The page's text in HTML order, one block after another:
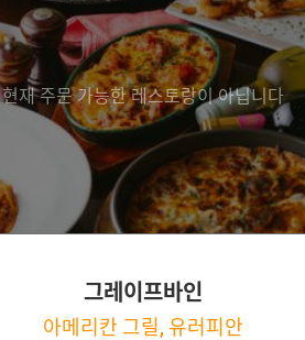
현재 주문 가능한 레스토랑이 아닙니다
그레이프바인
아메리칸 그릴, 유러피안